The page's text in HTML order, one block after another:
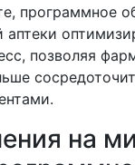
программное
аптеки
позволяя
на